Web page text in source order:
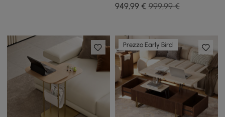
949,99€ 999,99 €
Prezzo Early Bird